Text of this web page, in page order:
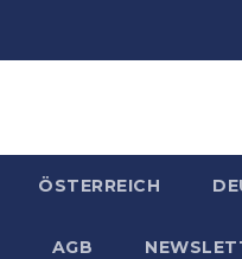
ÖSTERREICH
AGB